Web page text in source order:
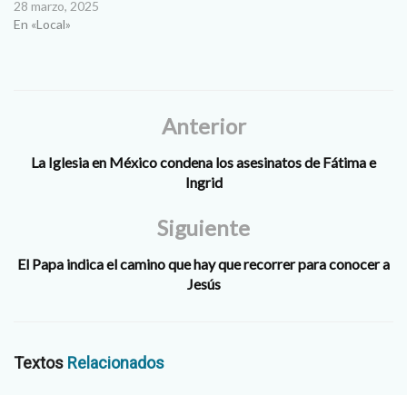
28 marzo, 2025
En «Local»
Anterior
La Iglesia en México condena los asesinatos de Fátima e
Ingrid
Siguiente
El Papa indica el camino que hay que recorrer para conocer a
Jesús
Textos Relacionados